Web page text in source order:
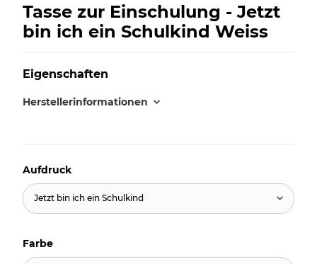
Tasse zur Einschulung - Jetzt
bin ich ein Schulkind Weiss
Eigenschaften
Herstellerinformationen
Aufdruck
Jetzt bin ich ein Schulkind
Farbe